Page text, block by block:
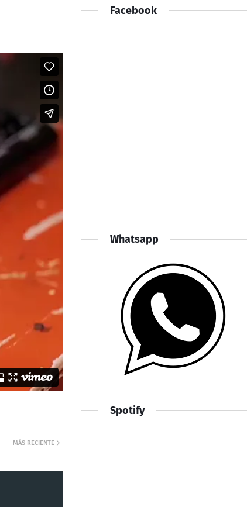
MÁS RECIENTE
Facebook
Whatsapp
Spotify